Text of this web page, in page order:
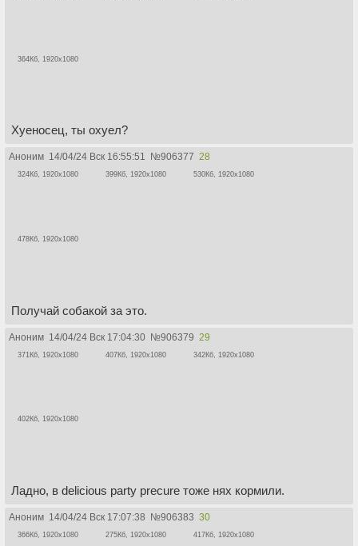
364Кб, 1920x1080
Хуеносец, ты охуел?
Аноним 14/04/24 Вск 16:55:51 №906377 28
324Кб, 1920x1080 399Кб, 1920x1080 530Кб, 1920x1080
478Кб, 1920x1080
Получай собакой за это.
Аноним 14/04/24 Вск 17:04:30 №906379 29
371Кб, 1920x1080 407Кб, 1920x1080 342Кб, 1920x1080
402Кб, 1920x1080
Ладно, в delicious party precure тоже нях кормили.
Аноним 14/04/24 Вск 17:07:38 №906383 30
366Кб, 1920x1080 275Кб, 1920x1080 417Кб, 1920x1080